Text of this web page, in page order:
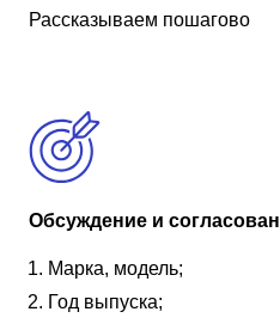
Рассказываем пошагово
Обсуждение и
Марка, модель;
Год выпуска;